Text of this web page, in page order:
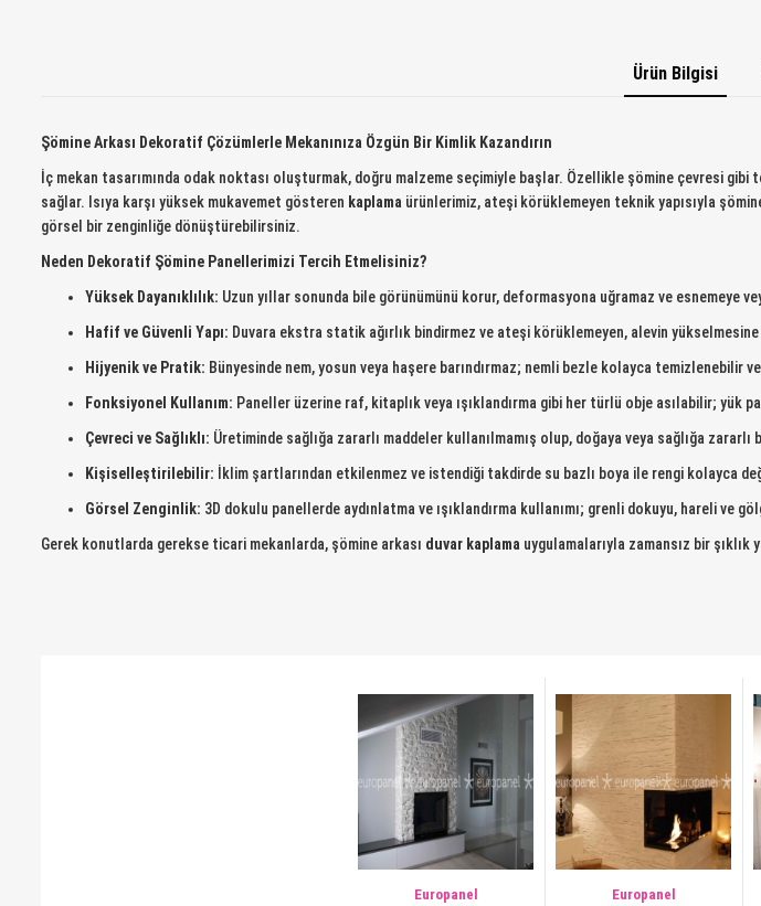
Ürün Bilgisi
Şömine Arkası Dekoratif Çözümlerle Mekanınıza Özgün Bir Kimlik Kazandırın
İç mekan tasarımında odak noktası oluşturmak, doğru malzeme seçimiyle başlar. Özellikle şömine çevresi
sağlar. Isıya karşı yüksek mukavemet gösteren kaplama ürünlerimiz, ateşi körüklemeyen teknik yapısıyla
görsel bir zenginliğe dönüştürebilirsiniz.
Neden Dekoratif Şömine Panellerimizi Tercih Etmelisiniz?
Yüksek Dayanıklılık: Uzun yıllar sonunda bile görünümünü korur, deformasyona uğramaz ve esnemeye
Hafif ve Güvenli Yapı: Duvara ekstra statik ağırlık bindirmez ve ateşi körüklemeyen, alevin
Hijyenik ve Pratik: Bünyesinde nem, yosun veya haşere barındırmaz; nemli bezle kolayca temizlenebilir
Fonksiyonel Kullanım: Paneller üzerine raf, kitaplık veya ışıklandırma gibi her türlü obje asılabilir; yük
Çevreci ve Sağlıklı: Üretiminde sağlığa zararlı maddeler kullanılmamış olup, doğaya veya sağlığa
Kişiselleştirilebilir: İklim şartlarından etkilenmez ve istendiği takdirde su bazlı boya ile rengi kolayca
Görsel Zenginlik: 3D dokulu panellerde aydınlatma ve ışıklandırma kullanımı; grenli dokuyu, hareli ve
Gerek konutlarda gerekse ticari mekanlarda, şömine arkası duvar kaplama uygulamalarıyla zamansız bir
Europanel Europanel